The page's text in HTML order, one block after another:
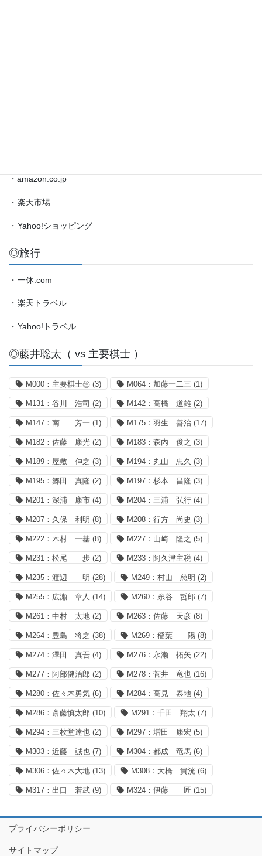
・amazon.co.jp
・ 楽天市場
・ Yahoo!ショッピング
◎旅行
・ 一休.com
・ 楽天トラベル
・ Yahoo!トラベル
◎藤井聡太（ vs 主要棋士 ）
M000：主要棋士㊟ (3) M064：加藤一二三 (1)
M131：谷川 浩司 (2) M142：高橋 道雄 (2)
M147：南 芳一 (1) M175：羽生 善治 (17)
M182：佐藤 康光 (2) M183：森内 俊之 (3)
M189：屋敷 伸之 (3) M194：丸山 忠久 (3)
M195：郷田 真隆 (2) M197：杉本 昌隆 (3)
M201：深浦 康市 (4) M204：三浦 弘行 (4)
M207：久保 利明 (8) M208：行方 尚史 (3)
M222：木村 一基 (8) M227：山崎 隆之 (5)
M231：松尾 歩 (2) M233：阿久津主税 (4)
M235：渡辺 明 (28) M249：村山 慈明 (2)
M255：広瀬 章人 (14) M260：糸谷 哲郎 (7)
M261：中村 太地 (2) M263：佐藤 天彦 (8)
M264：豊島 将之 (38) M269：稲葉 陽 (8)
M274：澤田 真吾 (4) M276：永瀬 拓矢 (22)
M277：阿部健治郎 (2) M278：菅井 竜也 (16)
M280：佐々木勇気 (6) M284：高見 泰地 (4)
M286：斎藤慎太郎 (10) M291：千田 翔太 (7)
M294：三枚堂達也 (2) M297：増田 康宏 (5)
M303：近藤 誠也 (7) M304：都成 竜馬 (6)
M306：佐々木大地 (13) M308：大橋 貴洸 (6)
M317：出口 若武 (9) M324：伊藤 匠 (15)
プライバシーポリシー
サイトマップ